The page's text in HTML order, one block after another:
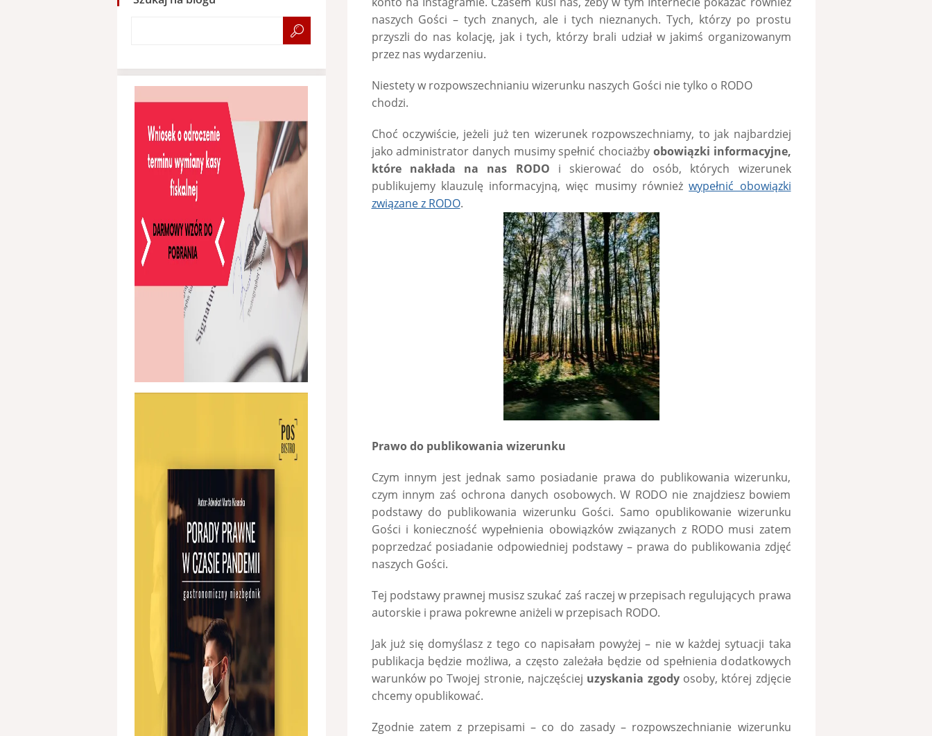
naszych Gości – tych znanych, ale i tych nieznanych. Tych, którzy po prostu
przyszli do nas kolację, jak i tych, którzy brali udział w jakimś organizowanym
przez nas wydarzeniu.
Niestety w rozpowszechnianiu wizerunku naszych Gości nie tylko o RODO
chodzi.
Choć oczywiście, jeżeli już ten wizerunek rozpowszechniamy, to jak najbardziej
jako administrator danych musimy spełnić chociażby obowiązki informacyjne,
które nakłada na nas RODO i skierować do osób, których wizerunek
publikujemy klauzulę informacyjną, więc musimy równieżwypełnić obowiązki
związane z RODO.
Prawo do publikowania wizerunku
Czym innym jest jednak samo posiadanie prawa do publikowania wizerunku,
czym innym zaś ochrona danych osobowych. W RODO nie znajdziesz bowiem
podstawy do publikowania wizerunku Gości. Samo opublikowanie wizerunku
Gości i konieczność wypełnienia obowiązków związanych z RODO musi zatem
poprzedzać posiadanie odpowiedniej podstawy – prawa do publikowania zdjęć
naszych Gości.
Tej podstawy prawnej musisz szukać zaś raczej w przepisach regulujących prawa
autorskie i prawa pokrewne aniżeli w przepisach RODO.
Jak już się domyślasz z tego co napisałam powyżej – nie w każdej sytuacji taka
publikacja będzie możliwa, a często zależała będzie od spełnienia dodatkowych
warunków po Twojej stronie, najczęściej uzyskania zgody osoby, której zdjęcie
chcemy opublikować.
Zgodnie zatem z przepisami – co do zasady – rozpowszechnianie wizerunku